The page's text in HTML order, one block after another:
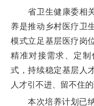
省卫生健康委相关
养是推动乡村医疗卫
模式立足基层医疗岗
精准对接需求、定
式，持续稳定基层人
人才引不进、留不住的
本次培养计划已纳